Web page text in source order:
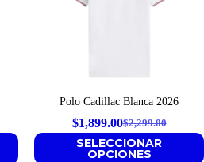
Polo Cadillac Blanca 2026
$2,299.00
Original
price
$1,899.00
Current
price
SELECCIONAR
OPCIONES